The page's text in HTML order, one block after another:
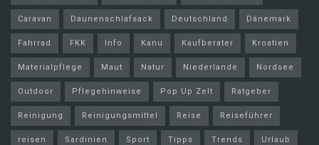
Caravan Daunenschlafsack Deutschland Dänemark
Fahrrad FKK Info Kanu Kaufberater Kroatien
Materialpflege Maut Natur Niederlande Nordsee
Outdoor Pflegehinweise Pop Up Zelt Ratgeber
Reinigung Reinigungsmittel Reise Reiseführer
reisen Sardinien Sport Tipps Trends Urlaub